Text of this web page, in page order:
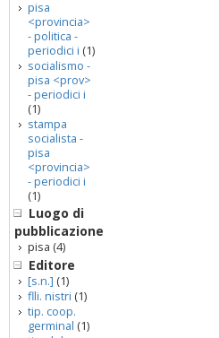
pisa
<provincia>
- politica -
periodici i (1)
socialismo -
pisa <prov>
- periodici i
(1)
stampa
socialista -
pisa
<provincia>
- periodici i
(1)
Luogo di
pubblicazione
pisa (4)
Editore
[s.n.] (1)
flli. nistri (1)
tip. coop.
germinal (1)